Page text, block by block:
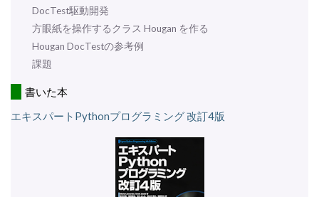
DocTest駆動開発
方眼紙を操作するクラス Hougan を作る
Hougan DocTestの参考例
課題
書いた本
エキスパートPythonプログラミング 改訂4版